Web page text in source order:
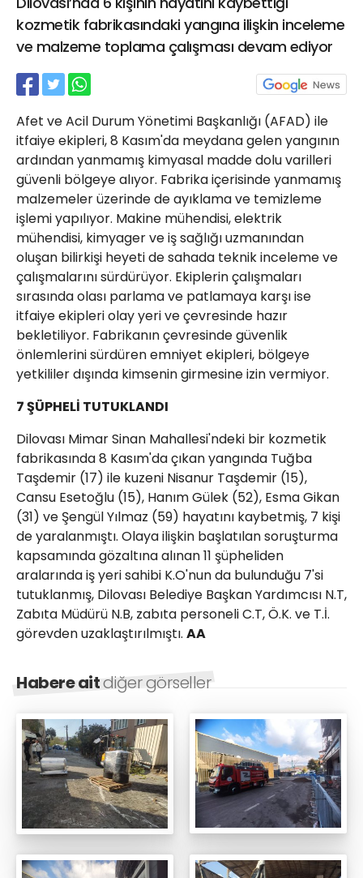
kozmetik fabrikasındaki yangına ilişkin inceleme
ve malzeme toplama çalışması devam ediyor
Afet ve Acil Durum Yönetimi Başkanlığı (AFAD) ile
itfaiye ekipleri, 8 Kasım'da meydana gelen yangının
ardından yanmamış kimyasal madde dolu varilleri
güvenli bölgeye alıyor. Fabrika içerisinde yanmamış
malzemeler üzerinde de ayıklama ve temizleme
işlemi yapılıyor. Makine mühendisi, elektrik
mühendisi, kimyager ve iş sağlığı uzmanından
oluşan bilirkişi heyeti de sahada teknik inceleme ve
çalışmalarını sürdürüyor. Ekiplerin çalışmaları
sırasında olası parlama ve patlamaya karşı ise
itfaiye ekipleri olay yeri ve çevresinde hazır
bekletiliyor. Fabrikanın çevresinde güvenlik
önlemlerini sürdüren emniyet ekipleri, bölgeye
yetkililer dışında kimsenin girmesine izin vermiyor.
7 ŞÜPHELİ TUTUKLANDI
Dilovası Mimar Sinan Mahallesi'ndeki bir kozmetik
fabrikasında 8 Kasım'da çıkan yangında Tuğba
Taşdemir (17) ile kuzeni Nisanur Taşdemir (15),
Cansu Esetoğlu (15), Hanım Gülek (52), Esma Gikan
(31) ve Şengül Yılmaz (59) hayatını kaybetmiş, 7 kişi
de yaralanmıştı. Olaya ilişkin başlatılan soruşturma
kapsamında gözaltına alınan 11 şüpheliden
aralarında iş yeri sahibi K.O'nun da bulunduğu 7'si
tutuklanmış, Dilovası Belediye Başkan Yardımcısı N.T,
Zabıta Müdürü N.B, zabıta personeli C.T, Ö.K. ve T.İ.
görevden uzaklaştırılmıştı. AA
Habere aitdiğer görseller
21 Gölcük
02624132333